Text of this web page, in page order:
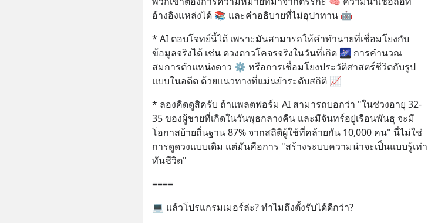
อ้างอิงแหล่งได้ 📚 และคำอธิบายที่ไม่อุปาทาน 🤖
* AI ตอบโจทย์นี้ได้ เพราะมันสามารถให้คำทำนายที่เชื่อมโยงกับ
ข้อมูลจริงได้ เช่น ดวงดาวโคจรจริงในวันที่เกิด 🌌 การคำนวณ
สมการตำแหน่งดาว ⚙️ หรือการเชื่อมโยงประวัติศาสตร์ชีวิตกับรูป
แบบในอดีต ด้วยแนวทางที่แม่นยำระดับสถิติ 📈
* ลองคิดดูสิครับ ถ้าแพลตฟอร์ม AI สามารถบอกว่า "ในช่วงอายุ 32-
35 ของผู้ชายที่เกิดในวันพุธกลางคืน และมีจันทร์อยู่เรือนพันธุ จะมี
โอกาสย้ายถิ่นฐาน 87% จากสถิติผู้ใช้ที่คล้ายกัน 10,000 คน" นี่ไม่ใช่
การดูดวงแบบเดิม แต่มันคือการ "สร้างระบบความน่าจะเป็นแบบรู้เท่า
ทันชีวิต"
====
💻 แล้วโปรแกรมเมอร์ล่ะ? ทำไมถึงตั้งรับได้ดีกว่า?